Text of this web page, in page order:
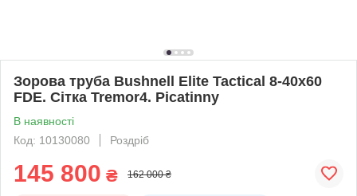
Зорова труба Bushnell Elite Tactical 8-40х60
FDE. Сітка Tremor4. Picatinny
В наявності
Код: 10130080
Роздріб
145 800 ₴ 162 000 ₴